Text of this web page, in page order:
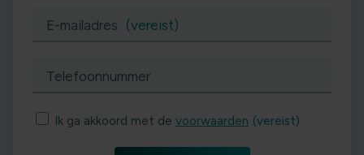
E-mailadres (vereist)
Telefoonnummer
Ik ga akkoord met de voorwaarden (vereist)